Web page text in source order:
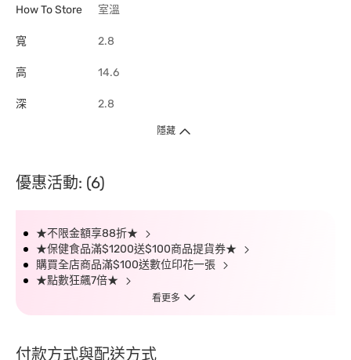
How To Store 室溫
寬 2.8
高 14.6
深 2.8
隱藏
優惠活動: (6)
★不限金額享88折★
★保健食品滿$1200送$100商品提貨券★
購買全店商品滿$100送數位印花一張
★點數狂飆7倍★
看更多
付款方式與配送方式